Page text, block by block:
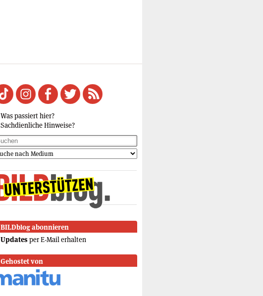
Was passiert hier?
Sachdienliche Hinweise?
BILDblog abonnieren
Updates per E-Mail erhalten
Gehostet von